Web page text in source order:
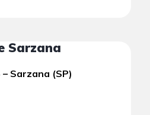
Sarzana
Sarzana (SP)